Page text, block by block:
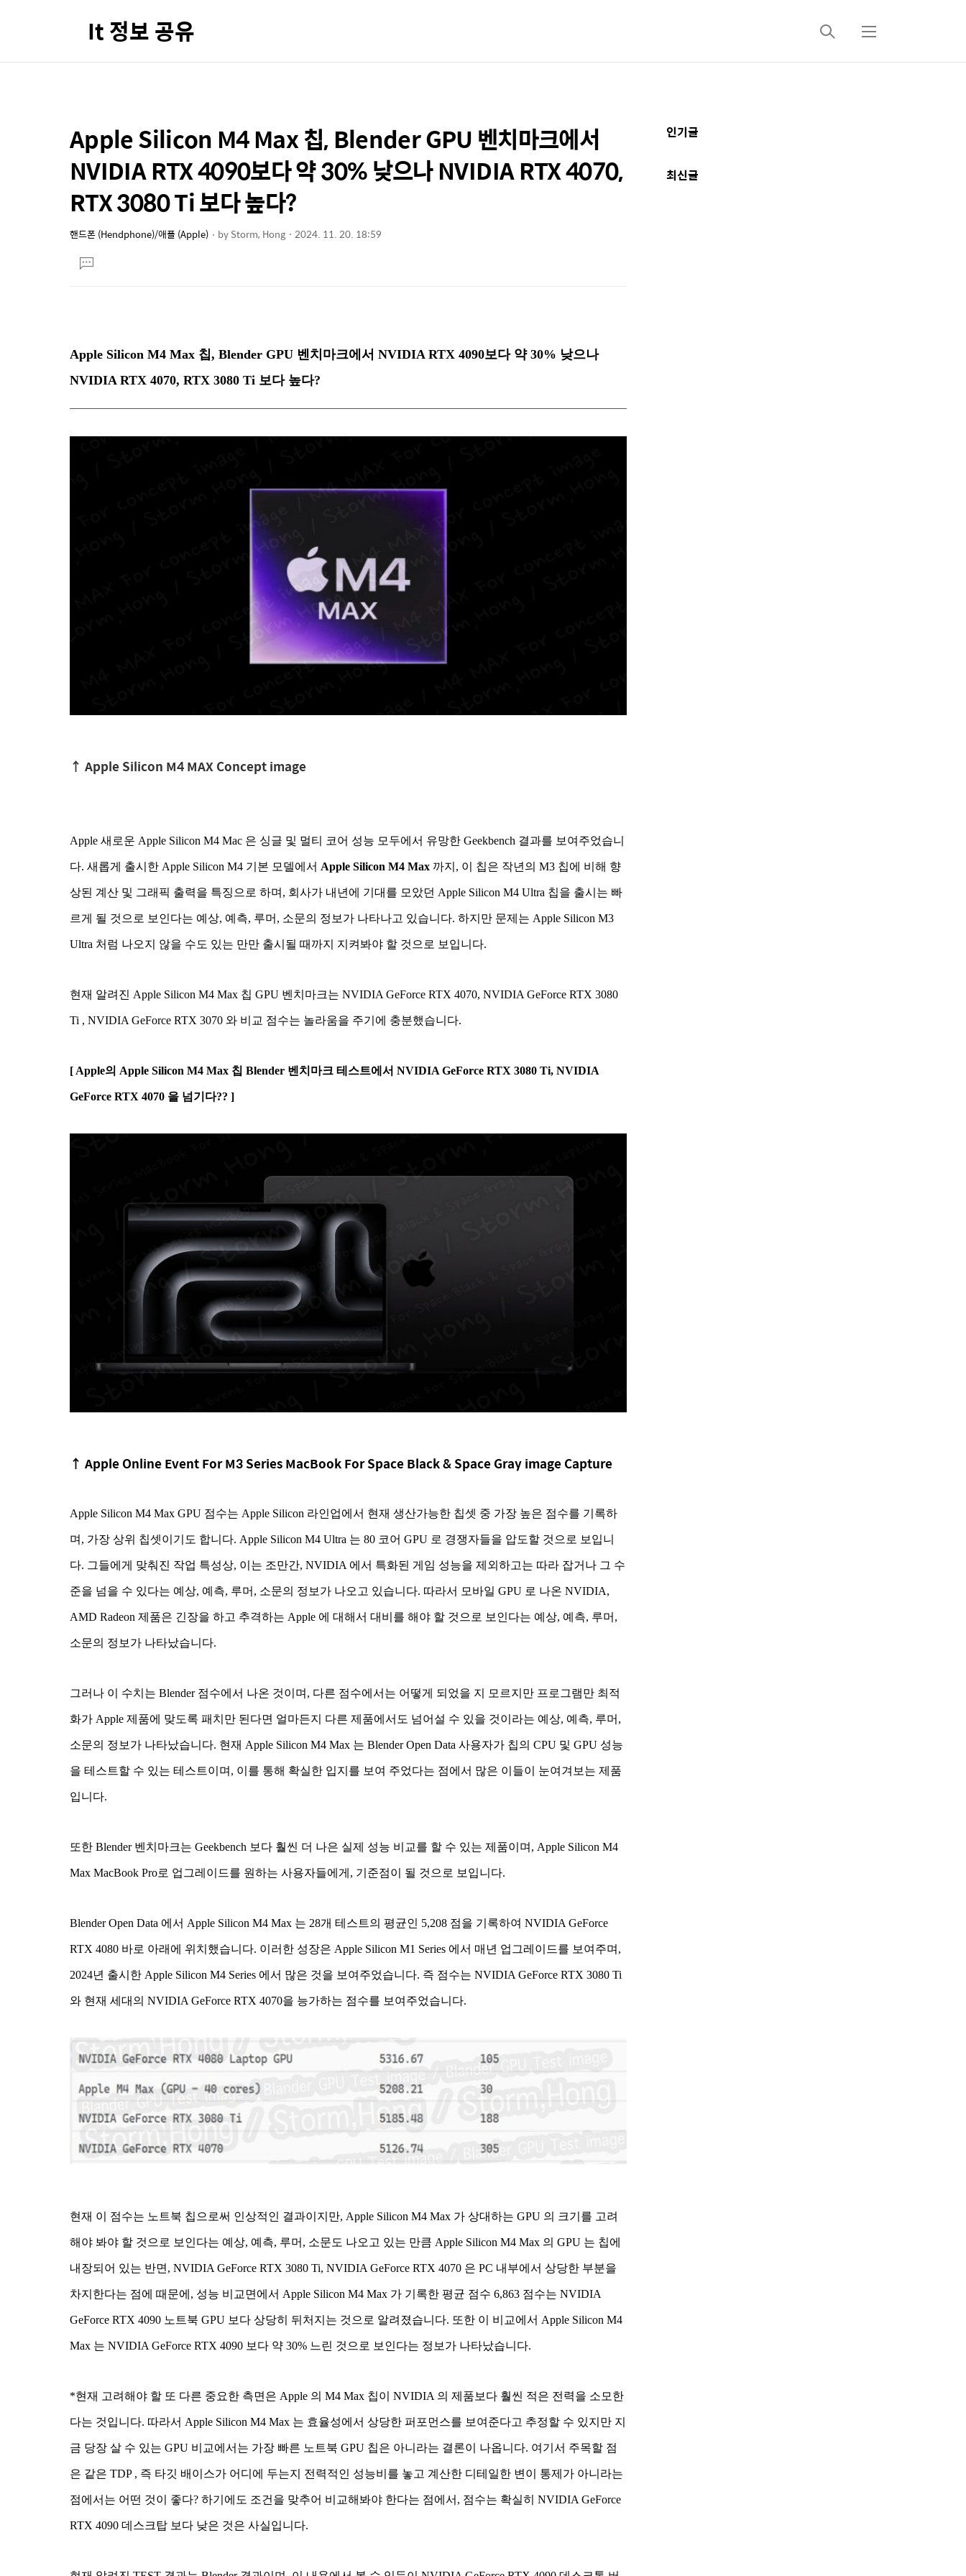
It 정보 공유
검
메
상
세
컨
텐
본
문
제
Apple Silicon M4 Max 칩, Blender GPU 벤치마크에서
NVIDIA RTX 4090보다 약 30% 낮으나 NVIDIA RTX 4070,
RTX 3080 Ti 보다 높다?
핸드폰 (Hendphone)/애플 (Apple) byStorm, Hong 2024. 11. 20. 18:59
문댓
글
Apple Silicon M4 Max 칩, Blender GPU 벤치마크에서 NVIDIA RTX 4090보다 약 30% 낮으나
NVIDIA RTX 4070, RTX 3080 Ti 보다 높다?
↑ Apple Silicon M4 MAX Concept image
Apple 새로운 Apple Silicon M4 Mac 은 싱글 및 멀티 코어 성능 모두에서 유망한 Geekbench 결과를 보여주었습니
다. 새롭게 출시한 Apple Silicon M4 기본 모델에서 Apple Silicon M4 Max 까지, 이 칩은 작년의 M3 칩에 비해 향
상된 계산 및 그래픽 출력을 특징으로 하며, 회사가 내년에 기대를 모았던 Apple Silicon M4 Ultra 칩을 출시는 빠
르게 될 것으로 보인다는 예상, 예측, 루머, 소문의 정보가 나타나고 있습니다. 하지만 문제는 Apple Silicon M3
Ultra 처럼 나오지 않을 수도 있는 만만 출시될 때까지 지켜봐야 할 것으로 보입니다.
현재 알려진 Apple Silicon M4 Max 칩 GPU 벤치마크는 NVIDIA GeForce RTX 4070, NVIDIA GeForce RTX 3080
Ti , NVIDIA GeForce RTX 3070 와 비교 점수는 놀라움을 주기에 충분했습니다.
[ Apple의 Apple Silicon M4 Max 칩 Blender 벤치마크 테스트에서 NVIDIA GeForce RTX 3080 Ti, NVIDIA
GeForce RTX 4070 을 넘기다?? ]
↑ Apple Online Event For M3 Series MacBook For Space Black & Space Gray image Capture
Apple Silicon M4 Max GPU 점수는 Apple Silicon 라인업에서 현재 생산가능한 칩셋 중 가장 높은 점수를 기록하
며, 가장 상위 칩셋이기도 합니다. Apple Silicon M4 Ultra 는 80 코어 GPU 로 경쟁자들을 압도할 것으로 보입니
다. 그들에게 맞춰진 작업 특성상, 이는 조만간, NVIDIA 에서 특화된 게임 성능을 제외하고는 따라 잡거나 그 수
준을 넘을 수 있다는 예상, 예측, 루머, 소문의 정보가 나오고 있습니다. 따라서 모바일 GPU 로 나온 NVIDIA,
AMD Radeon 제품은 긴장을 하고 추격하는 Apple 에 대해서 대비를 해야 할 것으로 보인다는 예상, 예측, 루머,
소문의 정보가 나타났습니다.
그러나 이 수치는 Blender 점수에서 나온 것이며, 다른 점수에서는 어떻게 되었을 지 모르지만 프로그램만 최적
화가 Apple 제품에 맞도록 패치만 된다면 얼마든지 다른 제품에서도 넘어설 수 있을 것이라는 예상, 예측, 루머,
소문의 정보가 나타났습니다. 현재 Apple Silicon M4 Max 는 Blender Open Data 사용자가 칩의 CPU 및 GPU 성능
을 테스트할 수 있는 테스트이며, 이를 통해 확실한 입지를 보여 주었다는 점에서 많은 이들이 눈여겨보는 제품
입니다.
또한 Blender 벤치마크는 Geekbench 보다 훨씬 더 나은 실제 성능 비교를 할 수 있는 제품이며, Apple Silicon M4
Max MacBook Pro로 업그레이드를 원하는 사용자들에게, 기준점이 될 것으로 보입니다.
Blender Open Data 에서 Apple Silicon M4 Max 는 28개 테스트의 평균인 5,208 점을 기록하여 NVIDIA GeForce
RTX 4080 바로 아래에 위치했습니다. 이러한 성장은 Apple Silicon M1 Series 에서 매년 업그레이드를 보여주며,
2024년 출시한 Apple Silicon M4 Series 에서 많은 것을 보여주었습니다. 즉 점수는 NVIDIA GeForce RTX 3080 Ti
와 현재 세대의 NVIDIA GeForce RTX 4070을 능가하는 점수를 보여주었습니다.
현재 이 점수는 노트북 칩으로써 인상적인 결과이지만, Apple Silicon M4 Max 가 상대하는 GPU 의 크기를 고려
해야 봐야 할 것으로 보인다는 예상, 예측, 루머, 소문도 나오고 있는 만큼 Apple Silicon M4 Max 의 GPU 는 칩에
내장되어 있는 반면, NVIDIA GeForce RTX 3080 Ti, NVIDIA GeForce RTX 4070 은 PC 내부에서 상당한 부분을
차지한다는 점에 때문에, 성능 비교면에서 Apple Silicon M4 Max 가 기록한 평균 점수 6,863 점수는 NVIDIA
GeForce RTX 4090 노트북 GPU 보다 상당히 뒤처지는 것으로 알려졌습니다. 또한 이 비교에서 Apple Silicon M4
Max 는 NVIDIA GeForce RTX 4090 보다 약 30% 느린 것으로 보인다는 정보가 나타났습니다.
*현재 고려해야 할 또 다른 중요한 측면은 Apple 의 M4 Max 칩이 NVIDIA 의 제품보다 훨씬 적은 전력을 소모한
다는 것입니다. 따라서 Apple Silicon M4 Max 는 효율성에서 상당한 퍼포먼스를 보여준다고 추정할 수 있지만 지
금 당장 살 수 있는 GPU 비교에서는 가장 빠른 노트북 GPU 칩은 아니라는 결론이 나옵니다. 여기서 주목할 점
은 같은 TDP , 즉 타깃 배이스가 어디에 두는지 전력적인 성능비를 놓고 계산한 디테일한 변이 통제가 아니라는
점에서는 어떤 것이 좋다? 하기에도 조건을 맞추어 비교해봐야 한다는 점에서, 점수는 확실히 NVIDIA GeForce
RTX 4090 데스크탑 보다 낮은 것은 사실입니다.
추
정
인기글
최신글